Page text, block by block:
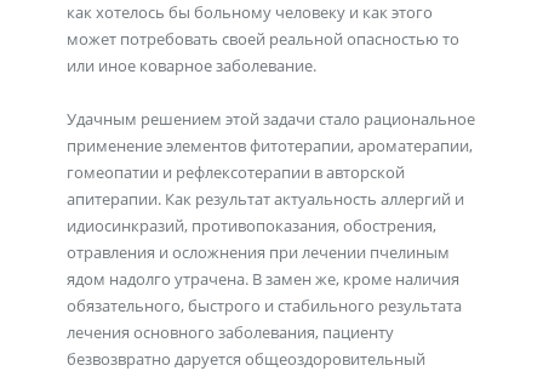
как хотелось бы больному человеку и как этого
может потребовать своей реальной опасностью то
или иное коварное заболевание.
Удачным решением этой задачи стало рациональное
применение элементов фитотерапии, ароматерапии,
гомеопатии и рефлексотерапии в авторской
апитерапии. Как результат актуальность аллергий и
идиосинкразий, противопоказания, обострения,
отравления и осложнения при лечении пчелиным
ядом надолго утрачена. В замен же, кроме наличия
обязательного, быстрого и стабильного результата
лечения основного заболевания, пациенту
безвозвратно даруется общеоздоровительный